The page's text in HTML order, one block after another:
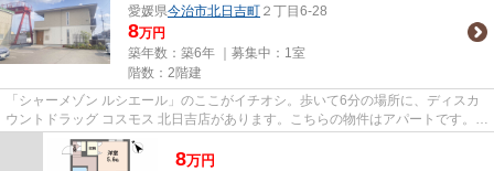
愛媛県今治市北日吉町 ２丁目6-28
8万円
築年数：築6年 ｜募集中： 1室
階数：2階建
「シャーメゾン ルシエール」のここがイチオシ。歩いて6分の場所に、ディスカ
ウントドラッグ コスモス 北日吉店があります。こちらの物件はアパートです。徒
歩12分で駅へのアクセスが...
8万円